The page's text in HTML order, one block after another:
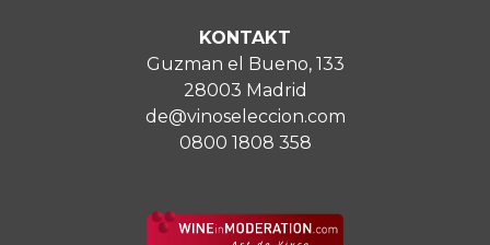
KONTAKT
Guzman el Bueno, 133
28003 Madrid
de@vinoseleccion.com
0800 1808 358